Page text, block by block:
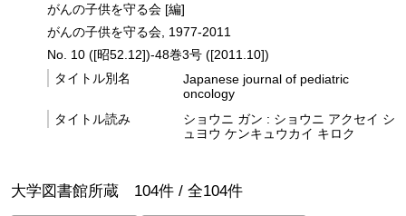
がんの子供を守る会 [編]
がんの子供を守る会, 1977-2011
No. 10 ([昭52.12])-48巻3号 ([2011.10])
タイトル別名
Japanese journal of pediatric
oncology
タイトル読み
ショウニ ガン : ショウニ アクセイ シ
ュヨウ ケンキュウカイ キロク
大学図書館所蔵 104件 / 全104件